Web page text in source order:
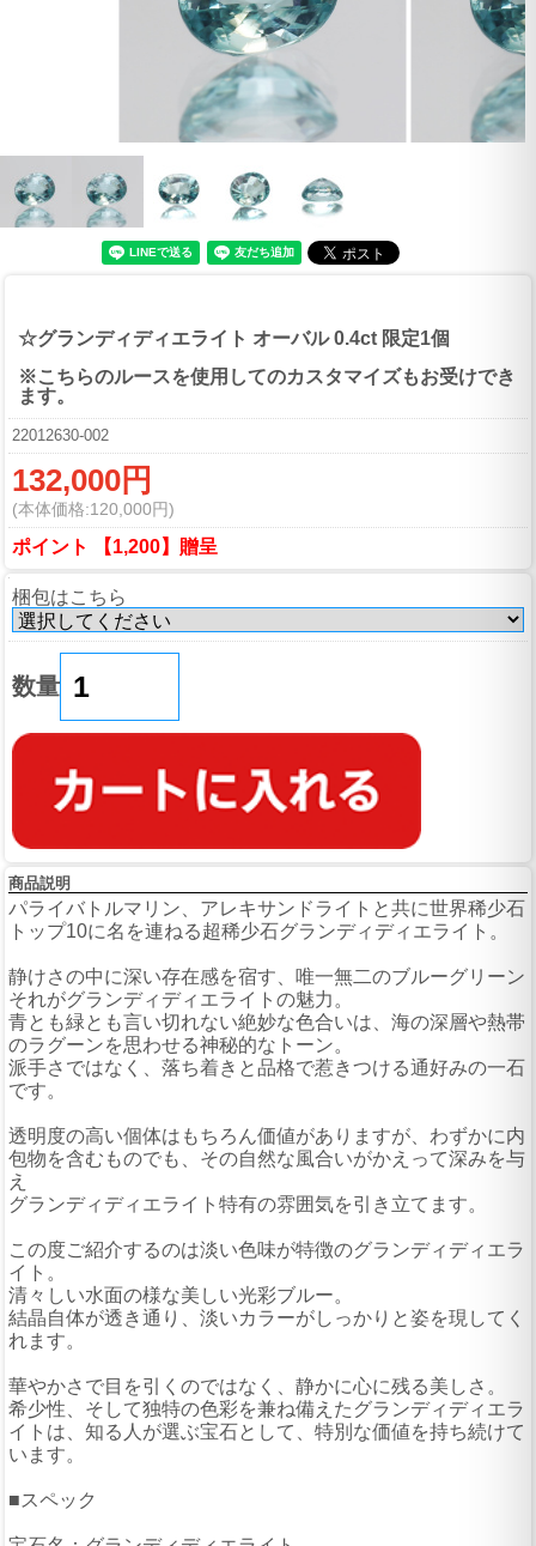
☆グランディディエライト オーバル 0.4ct 限定1個
※こちらのルースを使用してのカスタマイズもお受けでき
ます。
22012630-002
132,000円
(本体価格:120,000円)
ポイント 【1,200】贈呈
梱包はこちら
数量
商品説明
パライバトルマリン、アレキサンドライトと共に世界稀少石
トップ10に名を連ねる超稀少石グランディディエライト。
静けさの中に深い存在感を宿す、唯一無二のブルーグリーン
それがグランディディエライトの魅力。
青とも緑とも言い切れない絶妙な色合いは、海の深層や熱帯
のラグーンを思わせる神秘的なトーン。
派手さではなく、落ち着きと品格で惹きつける通好みの一石
です。
透明度の高い個体はもちろん価値がありますが、わずかに内
包物を含むものでも、その自然な風合いがかえって深みを与
え
グランディディエライト特有の雰囲気を引き立てます。
この度ご紹介するのは淡い色味が特徴のグランディディエラ
イト。
清々しい水面の様な美しい光彩ブルー。
結晶自体が透き通り、淡いカラーがしっかりと姿を現してく
れます。
華やかさで目を引くのではなく、静かに心に残る美しさ。
希少性、そして独特の色彩を兼ね備えたグランディディエラ
イトは、知る人が選ぶ宝石として、特別な価値を持ち続けて
います。
■スペック